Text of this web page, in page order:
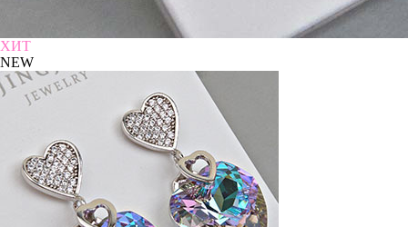
ХИТ
NEW